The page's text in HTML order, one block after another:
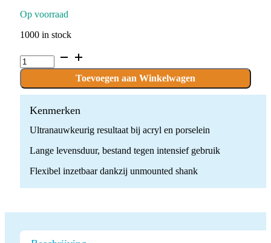
Op voorraad
1000 in stock
P.U11G-
18.UM
100
stuks
quantity
Toevoegen aan Winkelwagen
Kenmerken
Ultranauwkeurig resultaat bij acryl en porselein
Lange levensduur, bestand tegen intensief gebruik
Flexibel inzetbaar dankzij unmounted shank